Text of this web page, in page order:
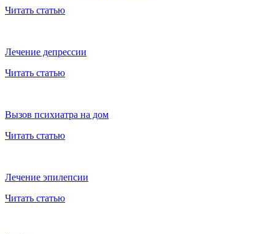
Читать статью
Лечение депрессии
Читать статью
Вызов психиатра на дом
Читать статью
Лечение эпилепсии
Читать статью